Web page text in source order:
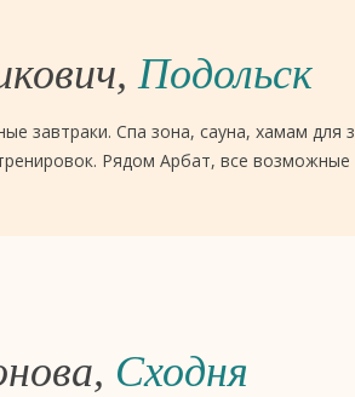
Подольск
завтраки. Спа зона, сауна, хамам
Рядом Арбат, все
Сходня